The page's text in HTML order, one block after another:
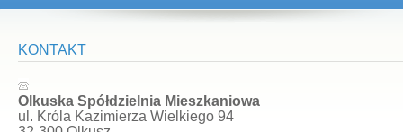
KONTAKT
Olkuska Spółdzielnia Mieszkaniowa
ul. Króla Kazimierza Wielkiego 94